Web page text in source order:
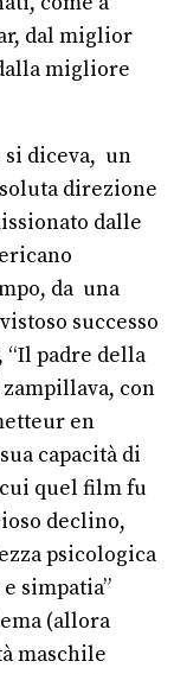
dal miglior
migliore
si diceva, un
direzione
dalle
da una
successo
“Il padre della
zampillava, con
en
capacità di
quel film fu
declino,
psicologica
simpatia”
(allora
maschile